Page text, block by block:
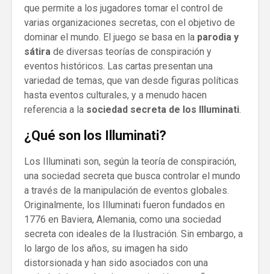
que permite a los jugadores tomar el control de
varias organizaciones secretas, con el objetivo de
dominar el mundo. El juego se basa en la parodia y
sátira de diversas teorías de conspiración y
eventos históricos. Las cartas presentan una
variedad de temas, que van desde figuras políticas
hasta eventos culturales, y a menudo hacen
referencia a la sociedad secreta de los Illuminati
¿Qué son los Illuminati?
Los Illuminati son, según la teoría de conspiración,
una sociedad secreta que busca controlar el mundo
a través de la manipulación de eventos globales.
Originalmente, los Illuminati fueron fundados en
1776 en Baviera, Alemania, como una sociedad
secreta con ideales de la Ilustración. Sin embargo, a
lo largo de los años, su imagen ha sido
distorsionada y han sido asociados con una